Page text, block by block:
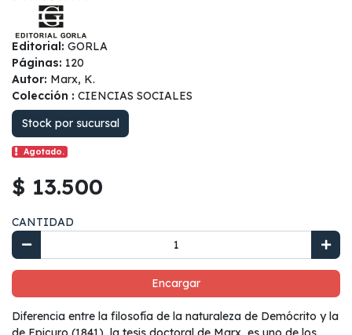
Editorial: GORLA
Páginas: 120
Autor: Marx, K.
Colección : CIENCIAS SOCIALES
Stock por sucursal
Agotado.
$ 13.500
CANTIDAD
Encargar
Diferencia entre la filosofía de la naturaleza de Demócrito y la